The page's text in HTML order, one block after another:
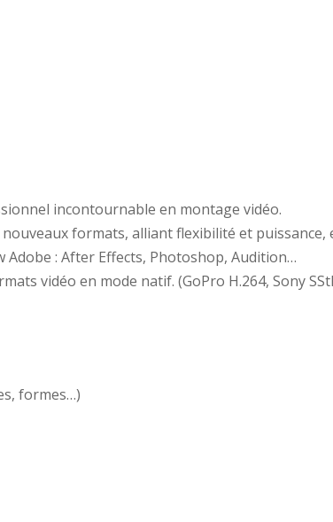
incontournable en montage vidéo.
formats, alliant flexibilité et
Adobe : After Effects, Photoshop, Audition…
vidéo en mode natif. (GoPro H.264, Sony
formes…)